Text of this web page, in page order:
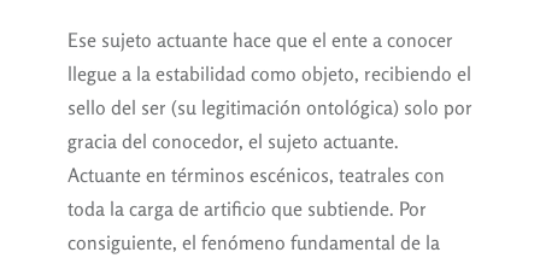
Ese sujeto actuante hace que el ente a conocer
llegue a la estabilidad como objeto, recibiendo el
sello del ser (su legitimación ontológica) solo por
gracia del conocedor, el sujeto actuante.
Actuante en términos escénicos, teatrales con
toda la carga de artificio que subtiende. Por
consiguiente, el fenómeno fundamental de la